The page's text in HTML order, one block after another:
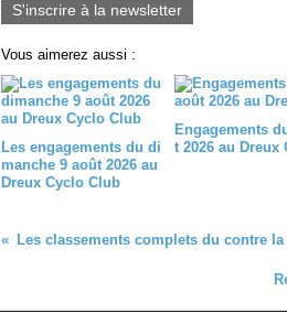
S'inscrire à la newsletter
Vous aimerez aussi :
Les engagements du di
manche 9 août 2026 au
Dreux Cyclo Club
Engagements
t 2026 au Dreux